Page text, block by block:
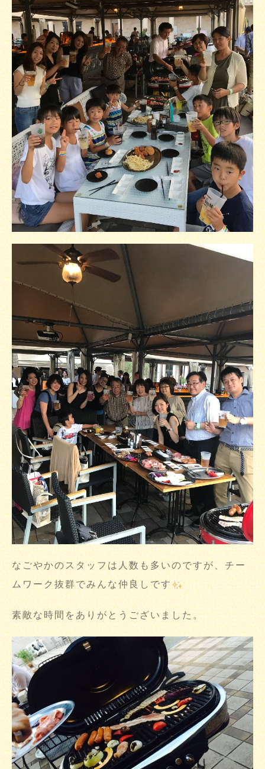
なごやかのスタッフは人数も多いのですが、チー
ムワーク抜群でみんな仲良しです
素敵な時間をありがとうございました。